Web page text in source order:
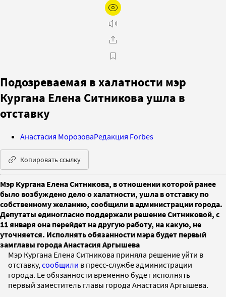
Подозреваемая в халатности мэр
Кургана Елена Ситникова ушла в
отставку
Анастасия МорозоваРедакция Forbes
Копировать ссылку
Мэр Кургана Елена Ситникова, в отношении которой ранее
было возбуждено дело о халатности, ушла в отставку по
собственному желанию, сообщили в администрации города.
Депутаты единогласно поддержали решение Ситниковой, с
11 января она перейдет на другую работу, на какую, не
уточняется. Исполнять обязанности мэра будет первый
замглавы города Анастасия Аргышева
Мэр Кургана Елена Ситникова приняла решение уйти в
отставку, сообщили в пресс-службе администрации
города. Ее обязанности временно будет исполнять
первый заместитель главы города Анастасия Аргышева.